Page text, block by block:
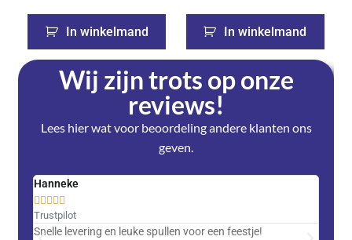
In winkelmand In winkelmand
Wij zijn trots op onze
reviews!
Lees hier wat voor beoordeling andere klanten ons
geven.
Hanneke
    
Trustpilot
Snelle levering en leuke spullen voor een feestje!